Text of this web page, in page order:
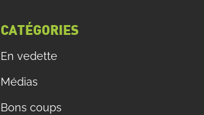
CATÉGORIES
En vedette
Médias
Bons coups